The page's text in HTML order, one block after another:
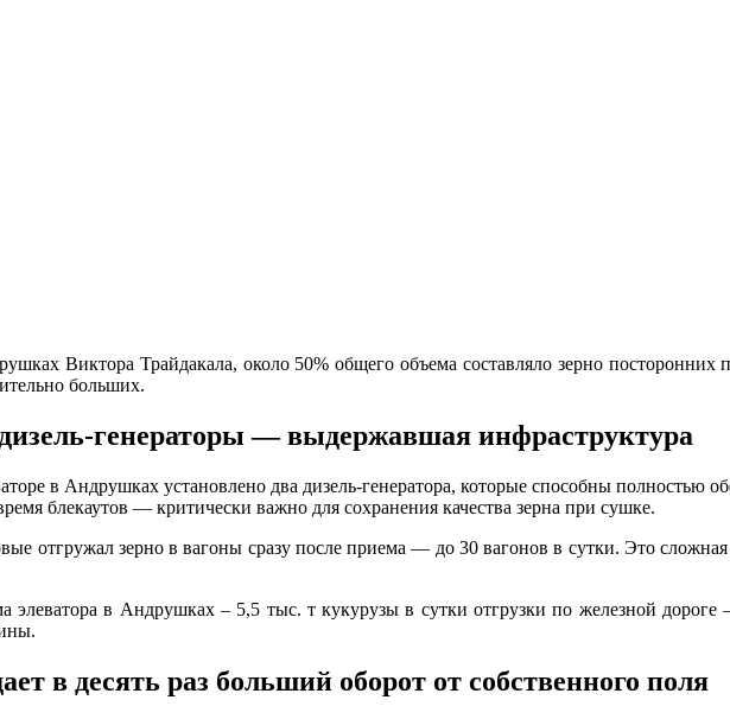
Виктора Трайдакала, около 50% общего объема составляло зерно
больших.
генераторы — выдержавшая инфраструктура
в Андрушках установлено два дизель-генератора, которые способны полностью
блекаутов — критически важно для сохранения качества зерна при сушке.
отгружал зерно в вагоны сразу после приема — до 30 вагонов в сутки. Это
элеватора в Андрушках – 5,5 тыс. т кукурузы в сутки отгрузки по железной
в десять раз больший оборот от собственного поля